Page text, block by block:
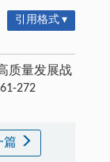
引用格式 ▾
质量发展战
272
篇